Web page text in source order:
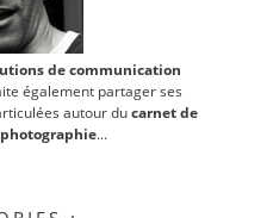
de communication
également partager ses
autour ducarnet de
photographie...